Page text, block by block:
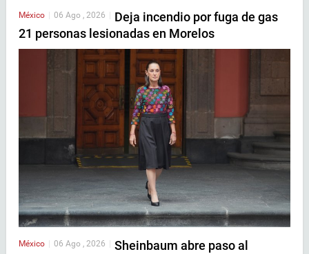
México | 06 Ago , 2026 | Deja incendio por fuga de gas
21 personas lesionadas en Morelos
México 06 Ago , 2026
Sheinbaum abre paso al